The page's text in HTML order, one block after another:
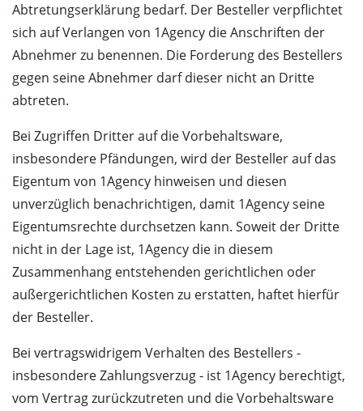
Abtretungserklärung bedarf. Der Besteller verpflichtet
sich auf Verlangen von 1Agency die Anschriften der
Abnehmer zu benennen. Die Forderung des Bestellers
gegen seine Abnehmer darf dieser nicht an Dritte
abtreten.
Bei Zugriffen Dritter auf die Vorbehaltsware,
insbesondere Pfändungen, wird der Besteller auf das
Eigentum von 1Agency hinweisen und diesen
unverzüglich benachrichtigen, damit 1Agency seine
Eigentumsrechte durchsetzen kann. Soweit der Dritte
nicht in der Lage ist, 1Agency die in diesem
Zusammenhang entstehenden gerichtlichen oder
außergerichtlichen Kosten zu erstatten, haftet hierfür
der Besteller.
Bei vertragswidrigem Verhalten des Bestellers -
insbesondere Zahlungsverzug - ist 1Agency berechtigt,
vom Vertrag zurückzutreten und die Vorbehaltsware